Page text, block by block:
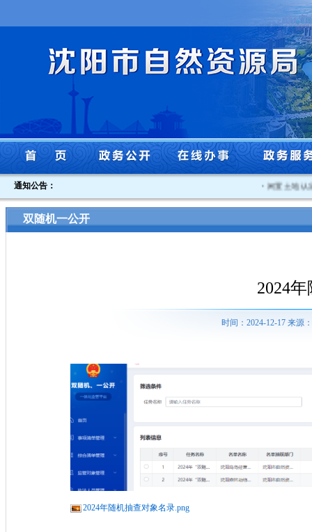
通知公告： 闲置土地认
双随机一公开
2024
时间：2024-12-17 来源
2024年随机抽查对象名录.png